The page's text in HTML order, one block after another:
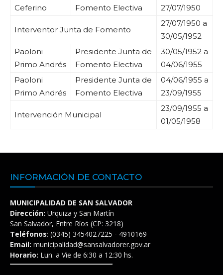
Ceferino
Fomento Electiva
27/07/1950
Interventor Junta de Fomento
27/07/1950 a
30/05/1952
Paoloni
Primo Andrés
Presidente Junta de
Fomento Electiva
30/05/1952 a
04/06/1955
Paoloni
Primo Andrés
Presidente Junta de
Fomento Electiva
04/06/1955 a
23/09/1955
Intervención Municipal
23/09/1955 a
01/05/1958
INFORMACIÓN DE CONTACTO
MUNICIPALIDAD DE SAN SALVADOR
Dirección: Urquiza y San Martín
San Salvador, Entre Ríos (CP: 3218)
Teléfonos: (0345) 3454027225 - 4910169
Email: municipalidad@sansalvadorer.gov.ar
Horario: Lun. a Vie de 6:30 a 12:30 hs.